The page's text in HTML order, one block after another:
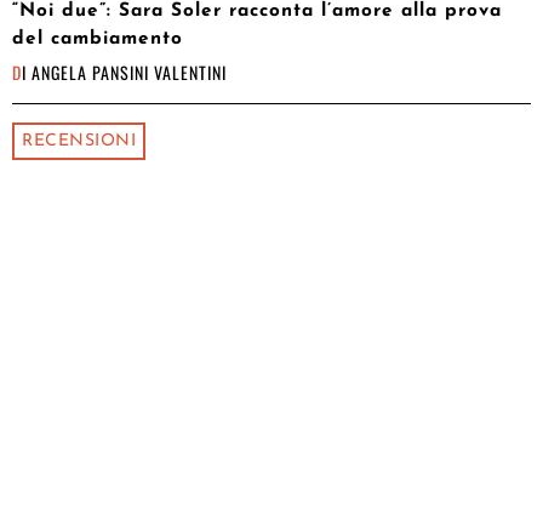
“Noi due”: Sara Soler racconta l’amore alla prova
del cambiamento
DI ANGELA PANSINI VALENTINI
RECENSIONI